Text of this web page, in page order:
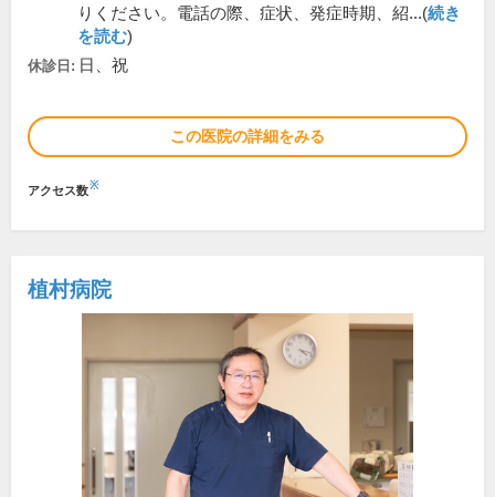
りください。電話の際、症状、発症時期、紹...(続き
を読む)
休診日: 日、祝
この医院の詳細をみる
アクセス数※
植村病院